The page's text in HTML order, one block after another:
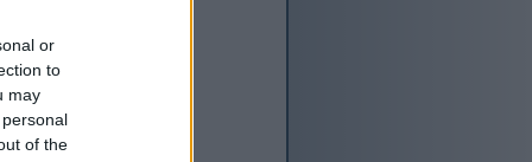
or
to
may
of the